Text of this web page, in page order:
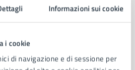
Informazioni sui cookie
i cookie
di navigazione e di sessione per